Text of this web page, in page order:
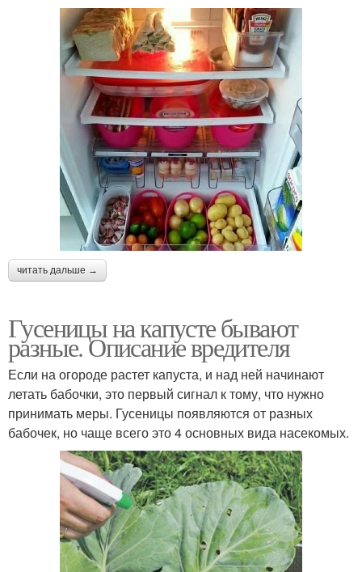
читать дальше →
Гусеницы на капусте бывают
разные. Описание вредителя
Если на огороде растет капуста, и над ней начинают
летать бабочки, это первый сигнал к тому, что нужно
принимать меры. Гусеницы появляются от разных
бабочек, но чаще всего это 4 основных вида насекомых.